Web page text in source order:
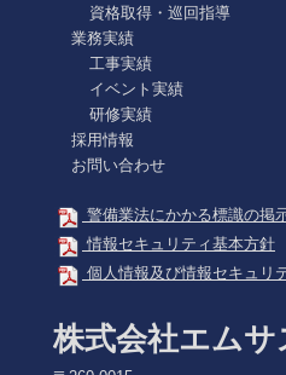
資格取得・巡回指導
業務実績
工事実績
イベント実績
研修実績
採用情報
お問い合わせ
警備業法にかかる標識の掲
情報セキュリティ基本方針
個人情報及び情報セキュリ
株式会社エムサ